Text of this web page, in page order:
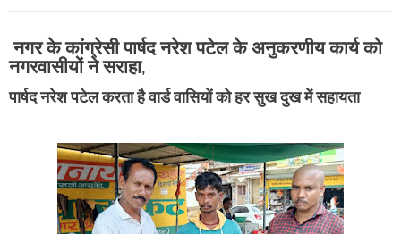
नगर के कांग्रेसी पार्षद नरेश पटेल के अनुकरणीय कार्य को
नगरवासीयों ने सराहा,
पार्षद नरेश पटेल करता है वार्ड वासियों को हर सुख दुख में सहायता